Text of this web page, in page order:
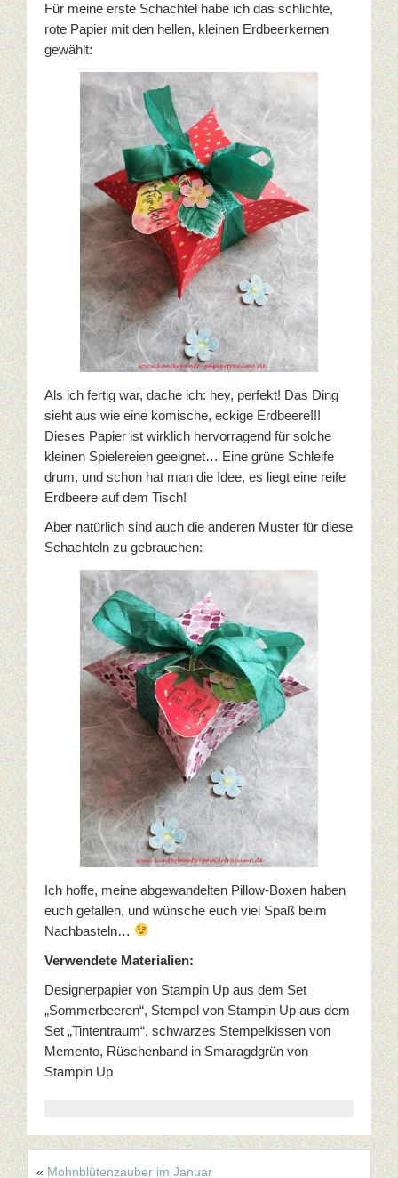
Für meine erste Schachtel habe ich das schlichte,
rote Papier mit den hellen, kleinen Erdbeerkernen
gewählt:
Als ich fertig war, dache ich: hey, perfekt! Das Ding
sieht aus wie eine komische, eckige Erdbeere!!!
Dieses Papier ist wirklich hervorragend für solche
kleinen Spielereien geeignet… Eine grüne Schleife
drum, und schon hat man die Idee, es liegt eine reife
Erdbeere auf dem Tisch!
Aber natürlich sind auch die anderen Muster für diese
Schachteln zu gebrauchen:
Ich hoffe, meine abgewandelten Pillow-Boxen haben
euch gefallen, und wünsche euch viel Spaß beim
Nachbasteln…
Verwendete Materialien:
Designerpapier von Stampin Up aus dem Set
„Sommerbeeren“, Stempel von Stampin Up aus dem
Set „Tintentraum“, schwarzes Stempelkissen von
Memento, Rüschenband in Smaragdgrün von
Stampin Up
« Mohnblütenzauber im Januar